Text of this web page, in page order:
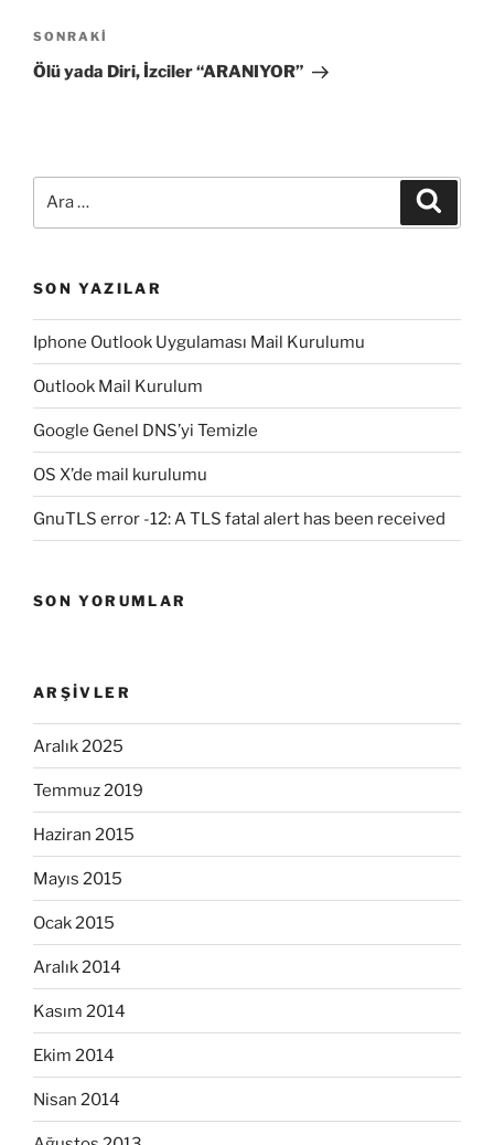
Sonraki
Yazı
SONRAKI
Ölü yada Diri, İzciler “ARANIYOR”
SON YAZILAR
Iphone Outlook Uygulaması Mail Kurulumu
Outlook Mail Kurulum
Google Genel DNS’yi Temizle
OS X’de mail kurulumu
GnuTLS error -12: A TLS fatal alert has been received
SON YORUMLAR
ARŞIVLER
Aralık 2025
Temmuz 2019
Haziran 2015
Mayıs 2015
Ocak 2015
Aralık 2014
Kasım 2014
Ekim 2014
Nisan 2014